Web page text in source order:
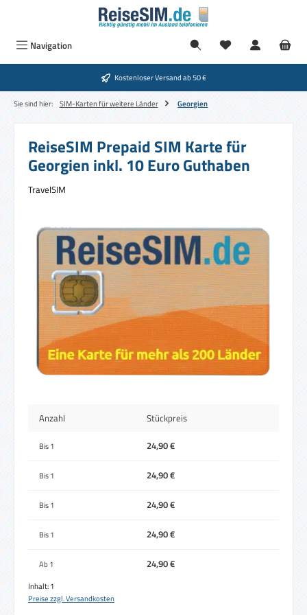
Zum Hauptinhalt springen
Navigation
Kostenloser Versand ab 50 €
Sie sind hier: SIM-Karten für weitere Länder Georgien
ReiseSIM Prepaid SIM Karte für
Georgien inkl. 10 Euro Guthaben
TravelSIM
Bildergalerie überspringen
Anzahl Stückpreis
Bis1 24,90 €
Bis1 24,90 €
Bis1 24,90 €
Bis1 24,90 €
Ab1 24,90 €
Inhalt:1
Preise zzgl. Versandkosten